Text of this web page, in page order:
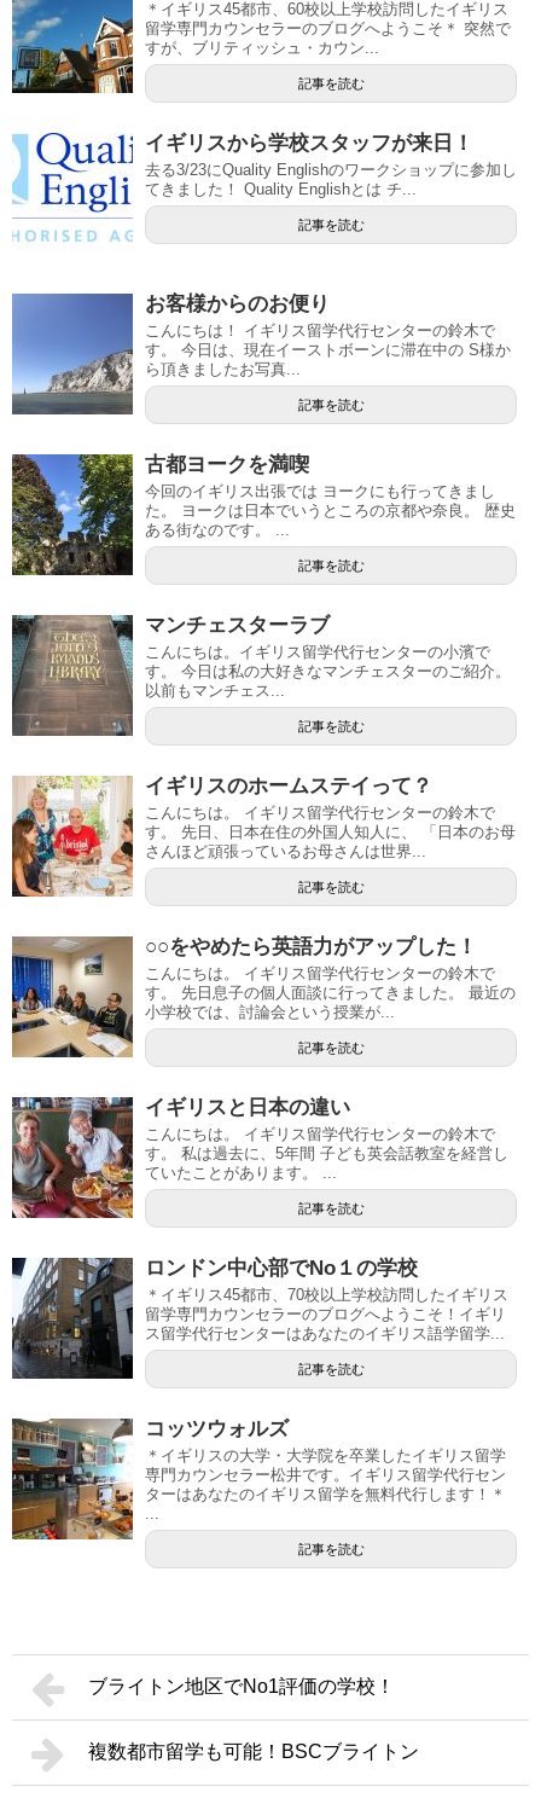
＊イギリス45都市、60校以上学校訪問したイギリス
留学専門カウンセラーのブログへようこそ＊ 突然で
すが、ブリティッシュ・カウン...
記事を読む
イギリスから学校スタッフが来日！
去る3/23にQuality Englishのワークショップに参加し
てきました！ Quality Englishとは チ...
記事を読む
お客様からのお便り
こんにちは！ イギリス留学代行センターの鈴木で
す。 今日は、現在イーストボーンに滞在中の S様か
ら頂きましたお写真...
記事を読む
古都ヨークを満喫
今回のイギリス出張では ヨークにも行ってきまし
た。 ヨークは日本でいうところの京都や奈良。 歴史
ある街なのです。 ...
記事を読む
マンチェスターラブ
こんにちは。イギリス留学代行センターの小濱で
す。 今日は私の大好きなマンチェスターのご紹介。
以前もマンチェス...
記事を読む
イギリスのホームステイって？
こんにちは。 イギリス留学代行センターの鈴木で
す。 先日、日本在住の外国人知人に、 「日本のお母
さんほど頑張っているお母さんは世界...
記事を読む
○○をやめたら英語力がアップした！
こんにちは。 イギリス留学代行センターの鈴木で
す。 先日息子の個人面談に行ってきました。 最近の
小学校では、討論会という授業が...
記事を読む
イギリスと日本の違い
こんにちは。 イギリス留学代行センターの鈴木で
す。 私は過去に、5年間 子ども英会話教室を経営し
ていたことがあります。 ...
記事を読む
ロンドン中心部でNo１の学校
＊イギリス45都市、70校以上学校訪問したイギリス
留学専門カウンセラーのブログへようこそ！イギリ
ス留学代行センターはあなたのイギリス語学留学...
記事を読む
コッツウォルズ
＊イギリスの大学・大学院を卒業したイギリス留学
専門カウンセラー松井です。イギリス留学代行セン
ターはあなたのイギリス留学を無料代行します！＊
...
記事を読む
ブライトン地区でNo1評価の学校！
複数都市留学も可能！BSCブライトン